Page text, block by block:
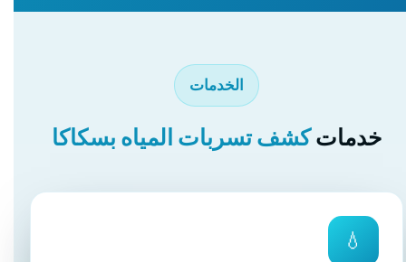
الخدمات
خدماتكشف تسربات المياه بسكاكا
💧